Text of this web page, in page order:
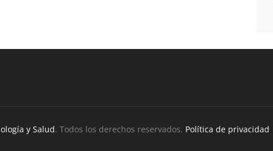
y Salud. Todos los derechos reservados. Política de privacidad